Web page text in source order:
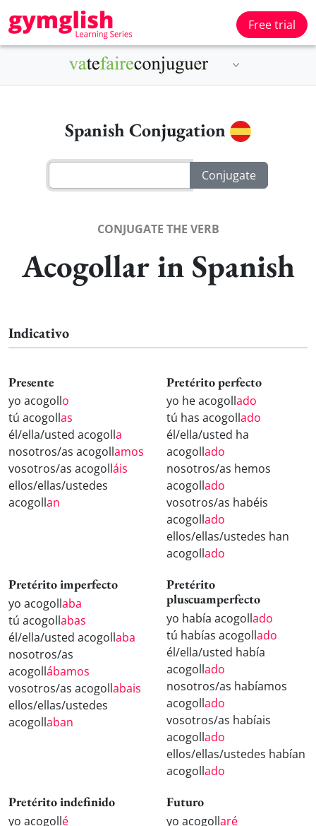
Free trial
Spanish Conjugation
CONJUGATE THE VERB
Acogollar in Spanish
Indicativo
Presente
yo acogollo
tú acogollas
él/ella/usted acogolla
nosotros/as acogollamos
vosotros/as acogolláis
ellos/ellas/ustedes
acogollan
Pretérito perfecto
yo he acogollado
tú has acogollado
él/ella/usted ha
acogollado
nosotros/as hemos
acogollado
vosotros/as habéis
acogollado
ellos/ellas/ustedes han
acogollado
Pretérito imperfecto
yo acogollaba
tú acogollabas
él/ella/usted acogollaba
nosotros/as
acogollábamos
vosotros/as acogollabais
ellos/ellas/ustedes
acogollaban
Pretérito
pluscuamperfecto
yo había acogollado
tú habías acogollado
él/ella/usted había
acogollado
nosotros/as habíamos
acogollado
vosotros/as habíais
acogollado
ellos/ellas/ustedes habían
acogollado
Pretérito indefinido
yo acogollé
Futuro
yo acogollaré